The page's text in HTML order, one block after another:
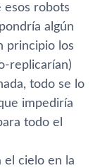
esos robots
algún
principio los
replicarí­an)
todo se lo
impedirí­a
todo el
el cielo en la